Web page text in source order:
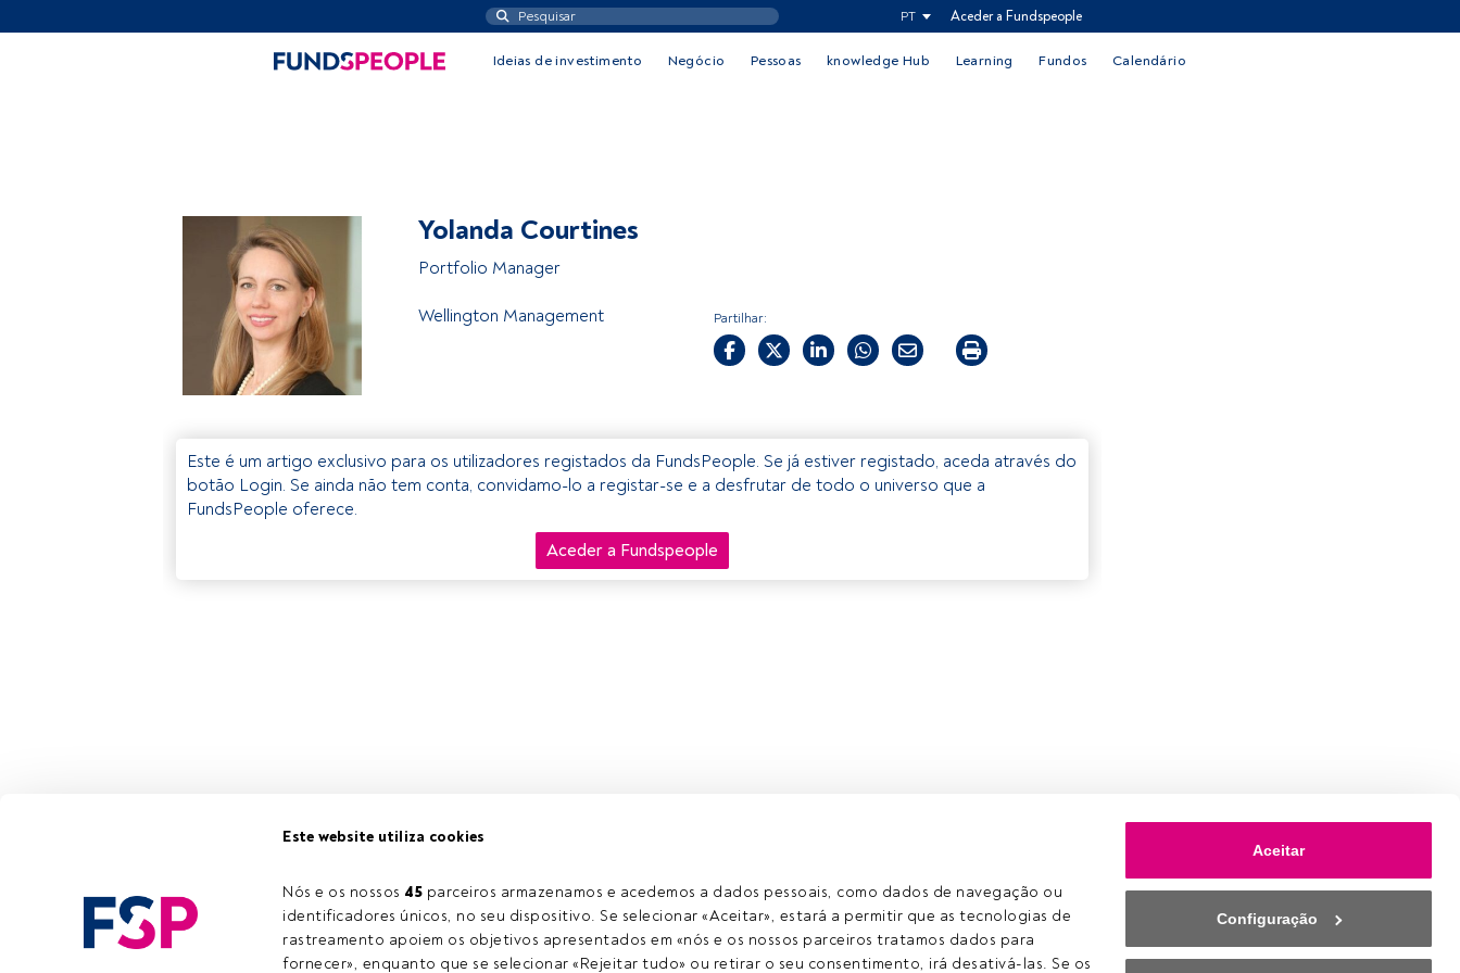
Este website utiliza cookies
Nós e os nossos 45 parceiros armazenamos e acedemos a dados pessoais, como dados de navegação ou
identificadores únicos, no seu dispositivo. Se selecionar «Aceitar», estará a permitir que as tecnologias de
rastreamento apoiem os objetivos apresentados em «nós e os nossos parceiros tratamos dados para
fornecer», enquanto que se selecionar «Rejeitar tudo» ou retirar o seu consentimento, irá desativá-las. Se os
Aceitar
Configuração
PT Aceder a Fundspeople
Ideias de investimento Negócio Pessoas knowledge Hub Learning Fundos Calendário
Yolanda Courtines
Portfolio Manager
Wellington Management Partilhar:
Este é um artigo exclusivo para os utilizadores registados da FundsPeople. Se já estiver registado, aceda através do
botão Login. Se ainda não tem conta, convidamo-lo a registar-se e a desfrutar de todo o universo que a
FundsPeople oferece.
Aceder a Fundspeople